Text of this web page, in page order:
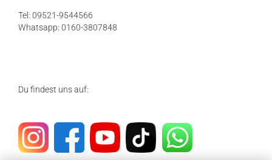
Tel: 09521-9544566
Whatsapp: 0160-3807848
Du findest uns auf: